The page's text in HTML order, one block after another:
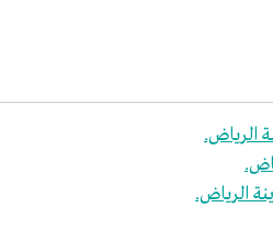
الرياض.
الرياض.